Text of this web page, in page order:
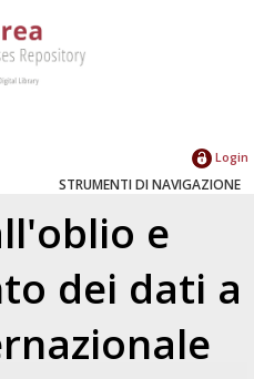
Login
STRUMENTI DI NAVIGAZIONE
e
dei dati a